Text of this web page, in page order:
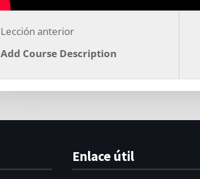
Lección anterior
Add Course Description
Create
Enlace útil